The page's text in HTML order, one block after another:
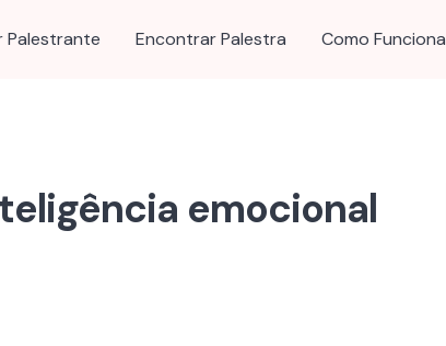
Palestrante Encontrar Palestra Como Funciona
emocional